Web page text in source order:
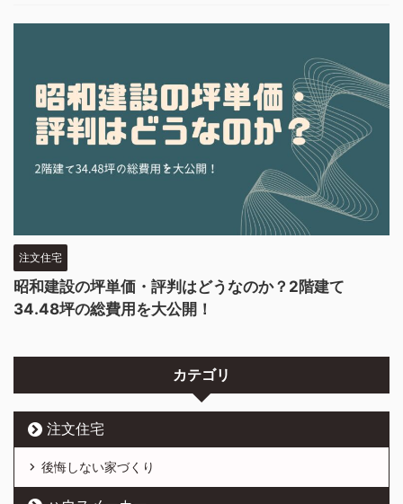
注文住宅
昭和建設の坪単価・評判はどうなのか？2階建て
34.48坪の総費用を大公開！
カテゴリ
注文住宅
後悔しない家づくり